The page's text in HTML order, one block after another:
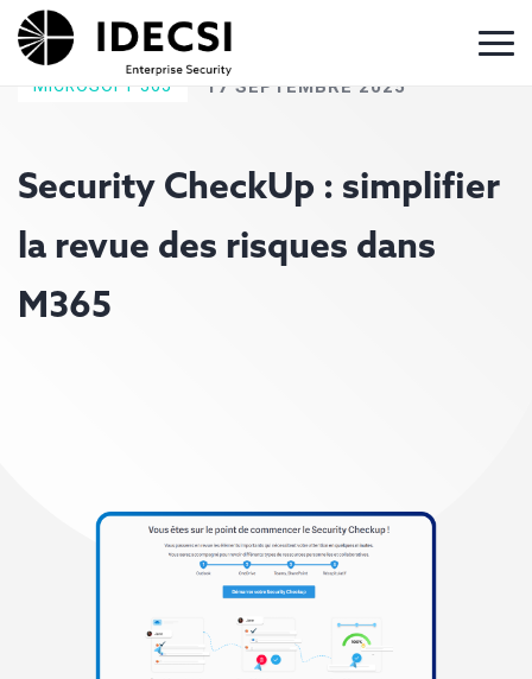
MICROSOFT 365 17 SEPTEMBRE 2025
Security CheckUp : simplifier
la revue des risques dans
M365